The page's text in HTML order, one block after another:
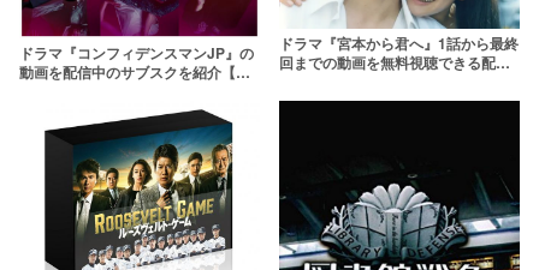
ドラマ『コンフィデンスマンJP』の
動画を配信中のサブスクを紹介【運
ドラマ『宮本から君へ』1話から最終
回までの動画を無料視聴できる配信
公開】